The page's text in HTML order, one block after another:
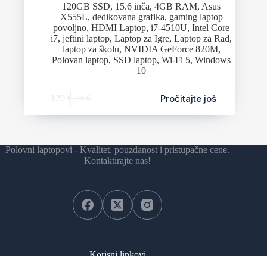
120GB SSD, 15.6 inča,4GB RAM, Asus
X555L, dedikovana grafika, gaming laptop
povoljno,HDMI Laptop,i7-4510U,Intel Core
i7,jeftini laptop,Laptop za Igre,Laptop za Rad,
laptop za školu, NVIDIA GeForce 820M,
Polovan laptop, SSD laptop,Wi-Fi 5,Windows
10
120 € Pročitajte još
Polovni laptopovi - Kvalitet, pouzdanost i pristupačne cene.
Kontaktirajte nas!